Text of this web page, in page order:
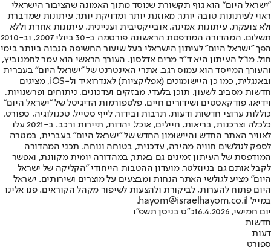
"ישראל היום" הוא גוף תקשורת שנוסד מתוך האמונה שהציבור הישראלי
ראוי לעיתונות טובה יותר, מאוזנת יותר ומדויקת יותר. עיתונות שמדברת
ולא צועקת. עיתונות אמינה, אובייקטיבית ועניינית. עיתונות אחרת וללא
תשלום. המהדורה המודפסת הראשונה פורסמה ב-30 ביולי 2007, וב-2010
הפך "ישראל היום" לעיתון הישראלי בעל שיעור החשיפה הגבוה ביותר בימי
חול. מו"ל העיתון היא ד"ר מרים אדלסון. העורך הראשי הוא עמר לחמנוביץ,
והעורך המייסד הוא עמוס רגב. אתרי האינטרנט של "ישראל היום" בעברית
ובאנגלית, כמו כן היישומונים (אפליקציות) לאנדרואיד ול-iOS, מציגים
חדשות מסביב לשעון, תוכן בלעדי, מבזקים ועדכונים, ניתוחים ופרשנויות,
וידיאו, פודקאסטים ושידורים חיים. פלטפורמות הדיגיטל של "ישראל היום"
כוללות ערוצי חדשות ודעות, תרבות ובידור, לייף סטייל, טכנולוגיה, ספורט,
כלכלה וצרכנות, בריאות, חיילים, אוכל, יהדות, תיירות ורכב. ב-2021 עלו
לאוויר האתר החדש והיישומון החדש של "ישראל היום" בעברית, במטרה
לספק לגולשים חוויה מהירה, עדכנית, בטוחה ונוחה. תכני המהדורה
המודפסת של העיתון זמינים גם באתר, במהדורה יומית מקוונת, ואפשר
לקבל אותם גם בניוזלטר. מועדון ההטבות הייחודי "הקליקה של ישראל
היום" מציע לגולשי האתר הנחות ומבצעים על מוצרים ושירותים. ישראל
היום פתוח להערות, לביקורת ולהצעות לשיפור מקהל הקוראים. פנו אלינו
במייל hayom@israelhayom.co.il.
יום חמישי, 16.4.2026
כ"ט בניסן תשפ"ו
חדשות
דעות
ספורט